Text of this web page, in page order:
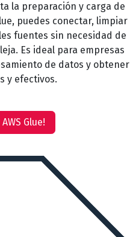
la preparación y carga de
puedes conectar, limpiar
fuentes sin necesidad de
Es ideal para empresas
de datos y obtener
y efectivos.
Glue!